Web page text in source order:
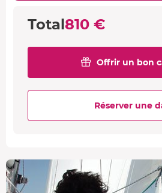
Total810 €
Offrir un bon
Réserver une